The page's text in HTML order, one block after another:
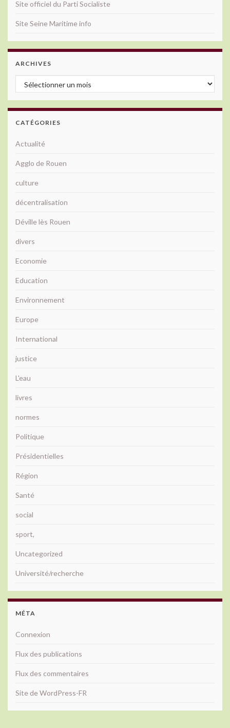
Site officiel du Parti Socialiste
Site Seine Maritime info
ARCHIVES
Archives
CATÉGORIES
Actualité
Agglo de Rouen
culture
décentralisation
Déville lès Rouen
divers
Economie
Education
Environnement
Europe
International
justice
L'eau
livres
normes
Politique
Présidentielles
Région
Santé
social
sport,
Uncategorized
Université/recherche
MÉTA
Connexion
Flux des publications
Flux des commentaires
Site de WordPress-FR